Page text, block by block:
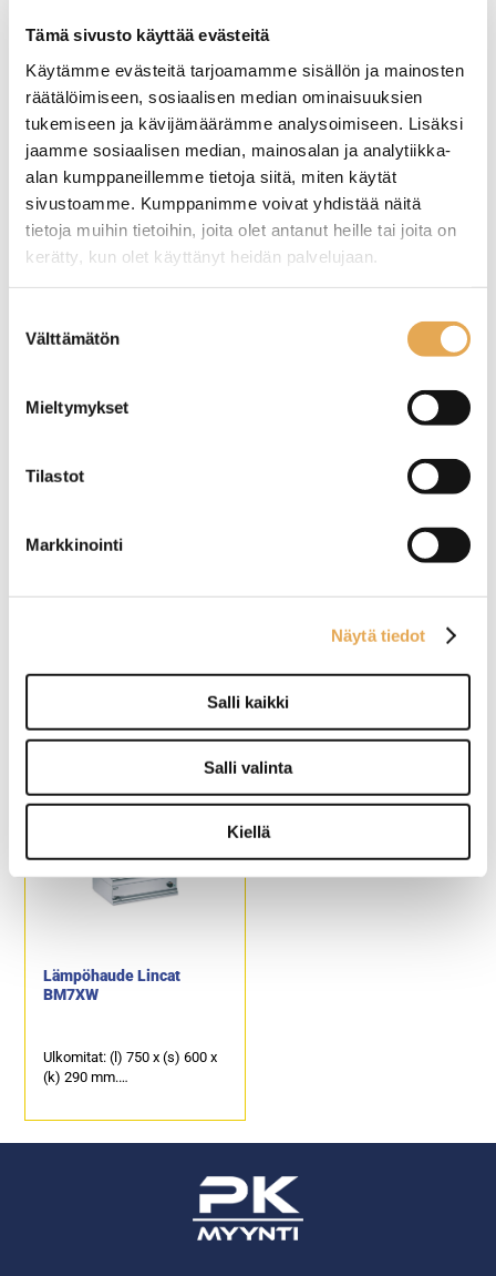
Tämä sivusto käyttää evästeitä
Käytämme evästeitä tarjoamamme sisällön ja mainosten
räätälöimiseen, sosiaalisen median ominaisuuksien
tukemiseen ja kävijämäärämme analysoimiseen. Lisäksi
jaamme sosiaalisen median, mainosalan ja analytiikka-
alan kumppaneillemme tietoja siitä, miten käytät
sivustoamme. Kumppanimme voivat yhdistää näitä
tietoja muihin tietoihin, joita olet antanut heille tai joita on
kerätty, kun olet käyttänyt heidän palvelujaan.
valinta
Välttämätön
Mieltymykset
Tilastot
Markkinointi
Näytä tiedot
Salli kaikki
Salli valinta
Kiellä
Lämpöhaude Lincat
Sähköteho: 1,0 kW / 230 V.
Lämpöhaude Lincat BM4,
Ulkomitat: (l) 450 x (s) 600 x
Sähköteho: 0,75 kW / 230 V.
Kapasiteetti: GN 1/1-150.
1115
Ulkomitat: (l) 330 x (s) 540 x
Kapasiteetti: GN 1/1-150.
Hendi
Ulkomitat: (l) 607 x (s) 402 x
(k) 245mm
100mm
Lämpöhaude Lincat
BM7XW
Ulkomitat: (l) 750 x (s) 600 x
(k) 290 mm.
Kapasiteetti: 2 x GN 1/1-150.